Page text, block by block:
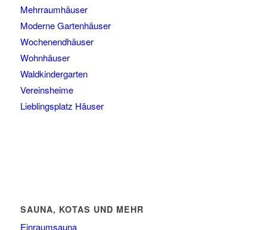
Mehrraumhäuser
Moderne Gartenhäuser
Wochenendhäuser
Wohnhäuser
Waldkindergarten
Vereinsheime
Lieblingsplatz Häuser
SAUNA, KOTAS UND MEHR
Einraumsauna